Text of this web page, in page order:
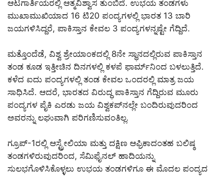
ಆಟಗಾರ್ತಿಯರಲ್ಲಿ ಆತ್ಮವಿಶ್ವಾಸ ತುಂಬಿದೆ. ಉಭಯ ತಂಡಗಳು
ಮುಖಾಮುಖಿಯಾದ 16 ಟಿ20 ಪಂದ್ಯಗಳಲ್ಲಿ ಭಾರತ 13 ಬಾರಿ
ಜಯಗಳಿಸಿದ್ದರೆ, ಪಾಕಿಸ್ತಾನ ಕೇವಲ 3 ಪಂದ್ಯಗಳನ್ನಷ್ಟೇ ಗೆದ್ದಿದೆ.
ಮತ್ತೊಂದೆಡೆ, ವಿಶ್ವ ಶ್ರೇಯಾಂಕದಲ್ಲಿ 8ನೇ ಸ್ಥಾನದಲ್ಲಿರುವ ಪಾಕಿಸ್ತಾನ
ತಂಡ ಕೂಡ ಇತ್ತೀಚಿನ ದಿನಗಳಲ್ಲಿ ಕಳಪೆ ಫಾರ್ಮ್‌ನಿಂದ ಬಳಲುತ್ತಿದೆ.
ಕಳೆದ ಐದು ಪಂದ್ಯಗಳಲ್ಲಿ ತಂಡ ಕೇವಲ ಒಂದರಲ್ಲಿ ಮಾತ್ರ ಜಯ
ಸಾಧಿಸಿದೆ. ಆದರೆ, ಭಾರತದ ವಿರುದ್ಧ ಪಾಕಿಸ್ತಾನ ಗೆದ್ದಿರುವ ಮೂರು
ಪಂದ್ಯಗಳ ಪೈಕಿ ಎರಡು ಜಯ ವಿಶ್ವಕಪ್‌ನಲ್ಲೇ ಬಂದಿರುವುದರಿಂದ
ಅವರನ್ನು ಲಘುವಾಗಿ ಪರಿಗಣಿಸುವಂತಿಲ್ಲ.
ಗ್ರೂಪ್-1ರಲ್ಲಿ ಆಸ್ಟ್ರೇಲಿಯಾ ಮತ್ತು ದಕ್ಷಿಣ ಆಫ್ರಿಕಾದಂತಹ ಬಲಿಷ್ಠ
ತಂಡಗಳಿರುವುದರಿಂದ, ಸೆಮಿಫೈನಲ್ ಹಾದಿಯನ್ನು
ಸುಲಭಗೊಳಿಸಿಕೊಳ್ಳಲು ಉಭಯ ತಂಡಗಳಿಗೂ ಈ ಮೊದಲ ಪಂದ್ಯದ